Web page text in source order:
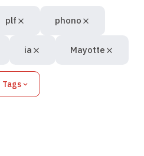
Tags
plf phono
ia Mayotte